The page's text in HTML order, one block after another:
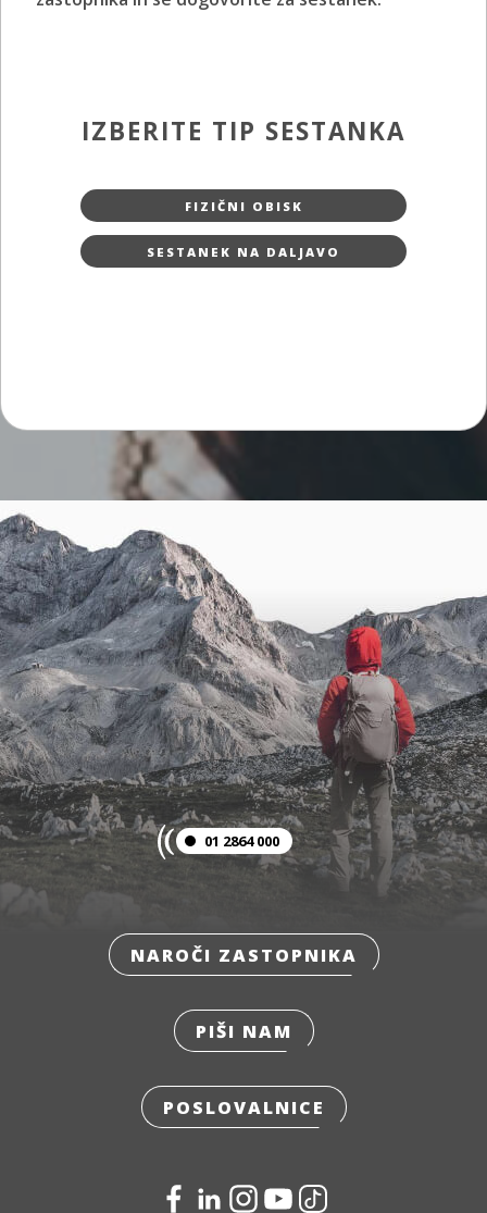
IZBERITE TIP SESTANKA
FIZIČNI OBISK
SESTANEK NA DALJAVO
01 2864 000
NAROČI ZASTOPNIKA
PIŠI NAM
POSLOVALNICE